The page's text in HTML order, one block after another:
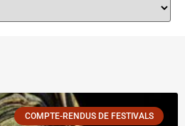
COMPTE-RENDUS DE FESTIVALS